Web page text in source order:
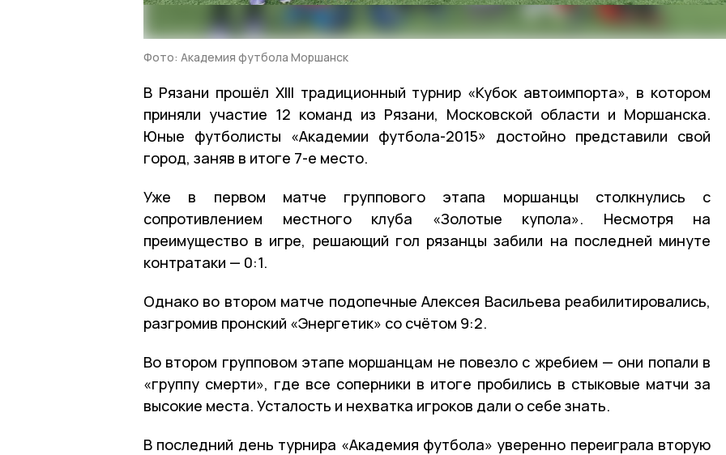
Фото: Академия футбола Моршанск
В Рязани прошёл XIII традиционный турнир «Кубок автоимпорта», в котором
приняли участие 12 команд из Рязани, Московской области и Моршанска.
Юные футболисты «Академии футбола-2015» достойно представили свой
город, заняв в итоге 7-е место.
Уже в первом матче группового этапа моршанцы столкнулись с
сопротивлением местного клуба «Золотые купола». Несмотря на
преимущество в игре, решающий гол рязанцы забили на последней минуте
контратаки — 0:1.
Однако во втором матче подопечные Алексея Васильева реабилитировались,
разгромив пронский «Энергетик» со счётом 9:2.
Во втором групповом этапе моршанцам не повезло с жребием — они попали в
«группу смерти», где все соперники в итоге пробились в стыковые матчи за
высокие места. Усталость и нехватка игроков дали о себе знать.
В последний день турнира «Академия футбола» уверенно переиграла вторую